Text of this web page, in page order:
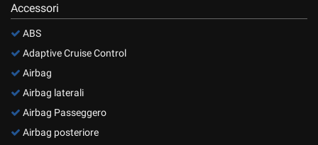
Accessori
ABS
Adaptive Cruise Control
Airbag
Airbag laterali
Airbag Passeggero
Airbag posteriore